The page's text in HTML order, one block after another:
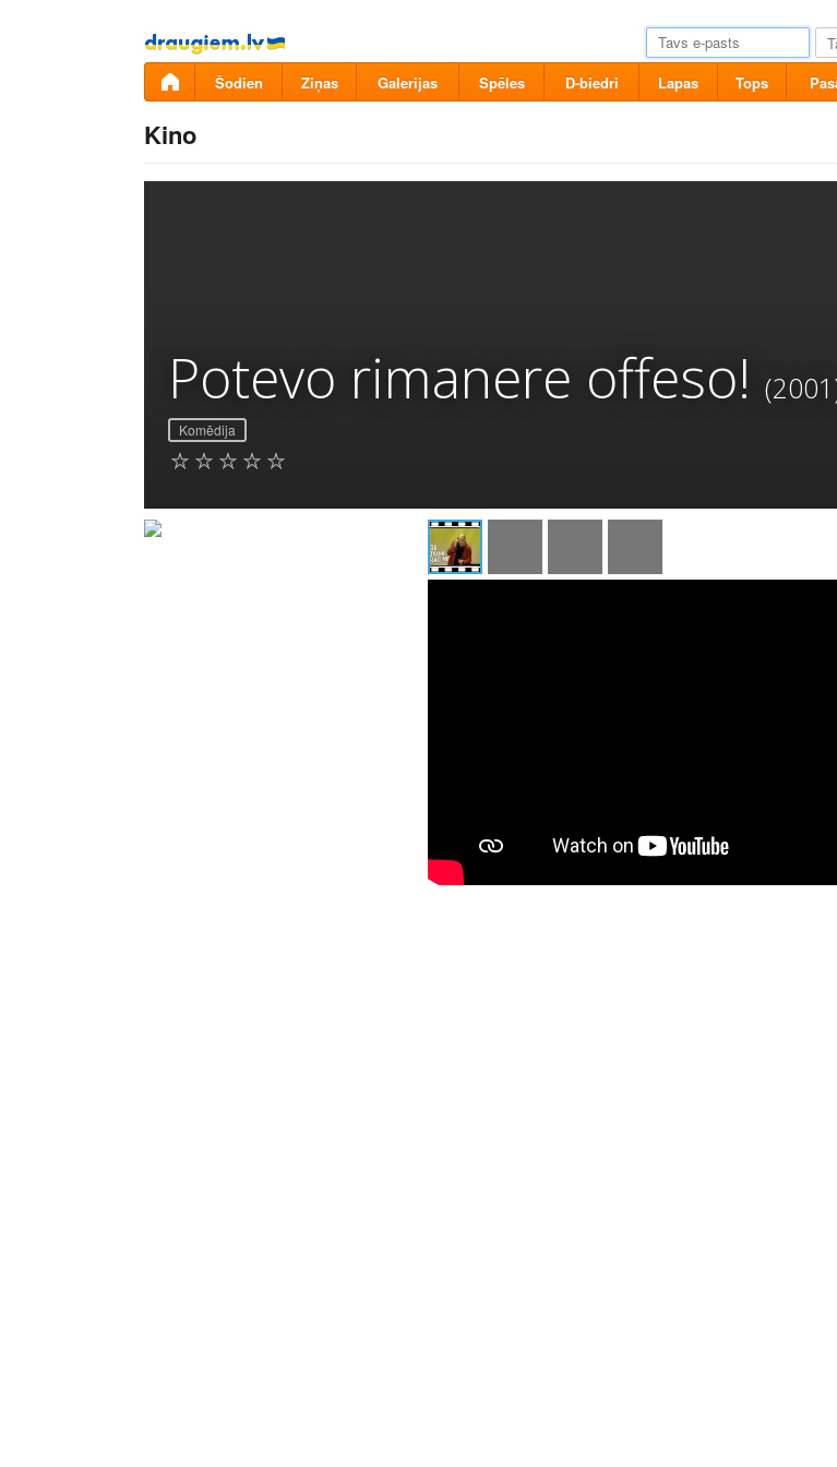
Pāriet
uz
saturu
Šodien Ziņas Galerijas Spēles D-biedri Lapas Tops
Kino
Potevo rimanere offeso!
Komēdija